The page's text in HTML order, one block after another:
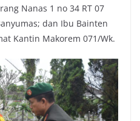
Nanas 1 no 34 RT 07
dan Ibu Bainten
Kantin Makorem 071/Wk.